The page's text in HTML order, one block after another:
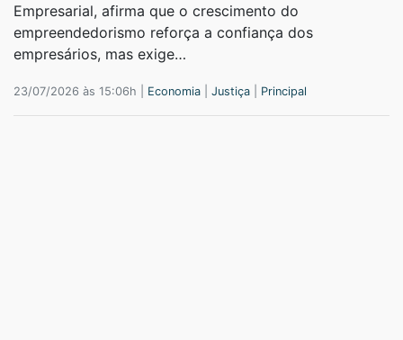
Empresarial, afirma que o crescimento do
empreendedorismo reforça a confiança dos
empresários, mas exige…
23/07/2026 às 15:06h | Economia Justiça Principal